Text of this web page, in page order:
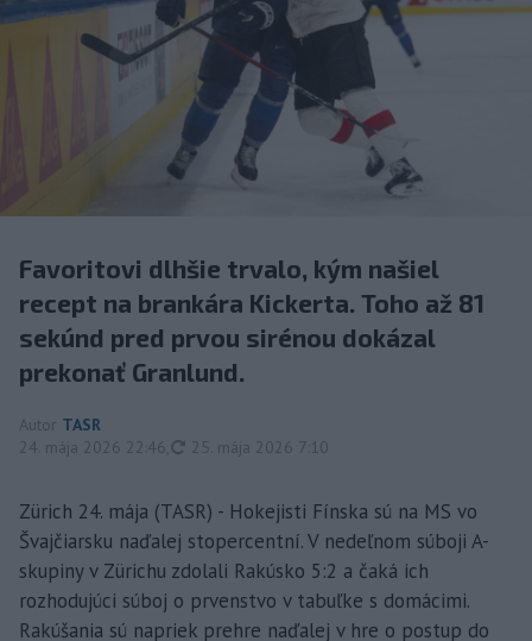
Favoritovi dlhšie trvalo, kým našiel
recept na brankára Kickerta. Toho až 81
sekúnd pred prvou sirénou dokázal
prekonať Granlund.
Autor TASR
24. mája 2026 22:46
aktualizované
25. mája 2026 7:10
Zürich 24. mája (TASR) - Hokejisti Fínska sú na MS vo
Švajčiarsku naďalej stopercentní. V nedeľnom súboji A-
skupiny v Zürichu zdolali Rakúsko 5:2 a čaká ich
rozhodujúci súboj o prvenstvo v tabuľke s domácimi.
Rakúšania sú napriek prehre naďalej v hre o postup do